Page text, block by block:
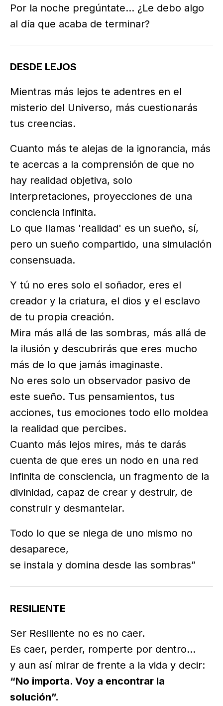
Por la noche pregúntate… ¿Le debo algo
al día que acaba de terminar?
DESDE LEJOS
Mientras más lejos te adentres en el
misterio del Universo, más cuestionarás
tus creencias.
Cuanto más te alejas de la ignorancia, más
te acercas a la comprensión de que no
hay realidad objetiva, solo
interpretaciones, proyecciones de una
conciencia infinita.
Lo que llamas 'realidad' es un sueño, sí,
pero un sueño compartido, una simulación
consensuada.
Y tú no eres solo el soñador, eres el
creador y la criatura, el dios y el esclavo
de tu propia creación.
Mira más allá de las sombras, más allá de
la ilusión y descubrirás que eres mucho
más de lo que jamás imaginaste.
No eres solo un observador pasivo de
este sueño. Tus pensamientos, tus
acciones, tus emociones todo ello moldea
la realidad que percibes.
Cuanto más lejos mires, más te darás
cuenta de que eres un nodo en una red
infinita de consciencia, un fragmento de la
divinidad, capaz de crear y destruir, de
construir y desmantelar.
Todo lo que se niega de uno mismo no
desaparece,
se instala y domina desde las sombras”
RESILIENTE
Ser Resiliente no es no caer.
Es caer, perder, romperte por dentro…
y aun así mirar de frente a la vida y decir:
“No importa. Voy a encontrar la
solución”.